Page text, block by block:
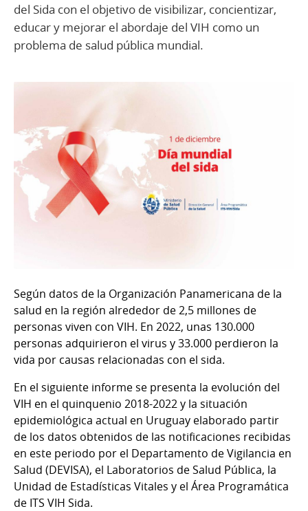
del Sida con el objetivo de visibilizar, concientizar,
educar y mejorar el abordaje del VIH como un
problema de salud pública mundial.
Según datos de la Organización Panamericana de la
salud en la región alrededor de 2,5 millones de
personas viven con VIH. En 2022, unas 130.000
personas adquirieron el virus y 33.000 perdieron la
vida por causas relacionadas con el sida.
En el siguiente informe se presenta la evolución del
VIH en el quinquenio 2018-2022 y la situación
epidemiológica actual en Uruguay elaborado partir
de los datos obtenidos de las notificaciones recibidas
en este periodo por el Departamento de Vigilancia en
Salud (DEVISA), el Laboratorios de Salud Pública, la
Unidad de Estadísticas Vitales y el Área Programática
de ITS VIH Sida.